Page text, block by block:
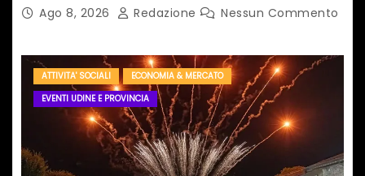
Ago 8, 2026 Redazione Nessun Commento
ATTIVITA' SOCIALI
ECONOMIA & MERCATO
EVENTI UDINE E PROVINCIA